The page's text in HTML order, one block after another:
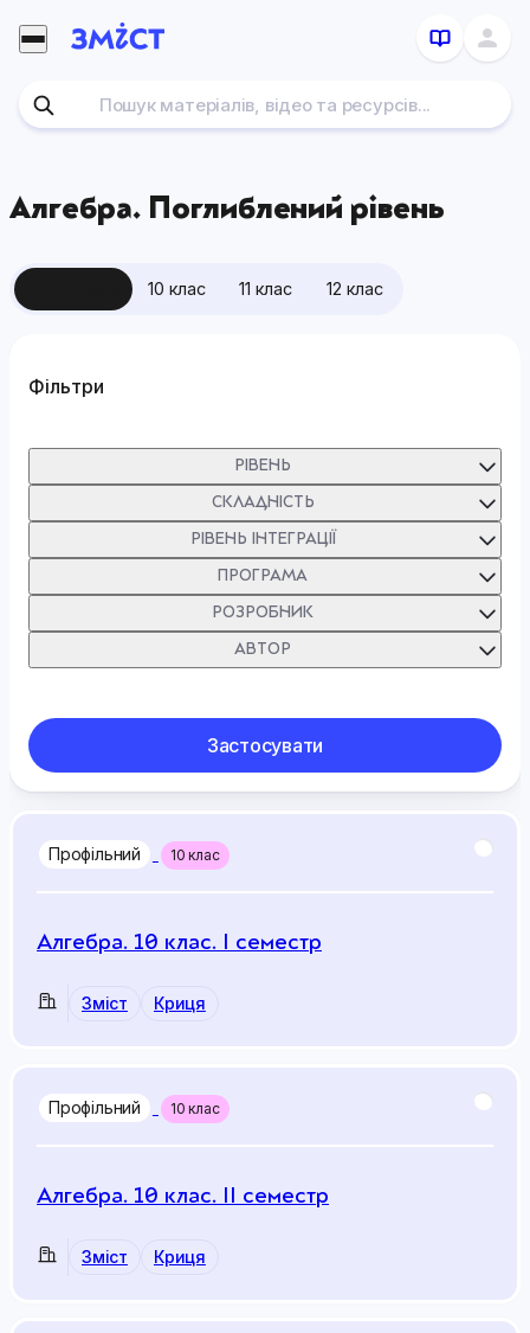
Перейти
до
Алгебра. Поглиблений рівень
10 клас 11 клас 12 клас
Фільтри
РІВЕНЬ
СКЛАДНІСТЬ
РІВЕНЬ ІНТЕГРАЦІЇ
ПРОГРАМА
РОЗРОБНИК
АВТОР
Застосувати
Профільний 10 клас
Алгебра. 10 клас. I семестр
Зміст Криця
Профільний 10 клас
Алгебра. 10 клас. ІІ cеместр
Зміст Криця